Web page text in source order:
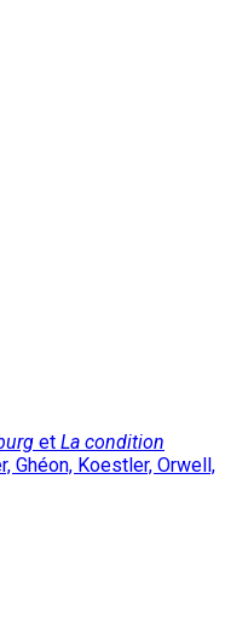
et La condition
Ghéon, Koestler, Orwell,